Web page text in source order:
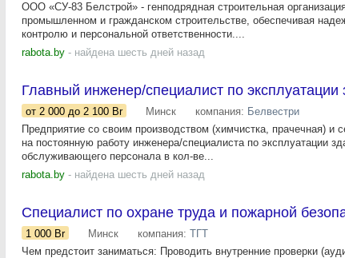
ООО «СУ-83 Белстрой» - генподрядная строительная
промышленном и гражданском строительстве, обеспечивая
контролю и персональной ответственности....
rabota.by - найдена шесть дней назад
Главный инженер/специалист по эксплуатации
от 2 000 до 2 100 Br Минск компания: Белвестри
Предприятие со своим производством (химчистка, прачечная) и
на постоянную работу инженера/специалиста по эксплуатации
обслуживающего персонала в кол-ве...
rabota.by - найдена шесть дней назад
Специалист по охране труда и пожарной
1 000 Br Минск компания: ТГТ
Чем предстоит заниматься: Проводить внутренние проверки